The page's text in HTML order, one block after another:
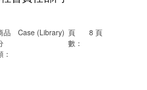
品
：
Case (Library) 頁
數：
8 頁